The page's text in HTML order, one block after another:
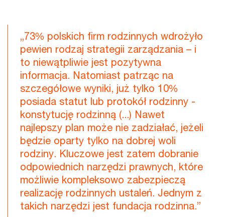
„73% polskich firm rodzinnych wdrożyło
pewien rodzaj strategii zarządzania – i
to niewątpliwie jest pozytywna
informacja. Natomiast patrząc na
szczegółowe wyniki, już tylko 10%
posiada statut lub protokół rodzinny -
konstytucję rodzinną (...) Nawet
najlepszy plan może nie zadziałać, jeżeli
będzie oparty tylko na dobrej woli
rodziny. Kluczowe jest zatem dobranie
odpowiednich narzędzi prawnych, które
możliwie kompleksowo zabezpieczą
realizację rodzinnych ustaleń. Jednym z
takich narzędzi jest fundacja rodzinna.”